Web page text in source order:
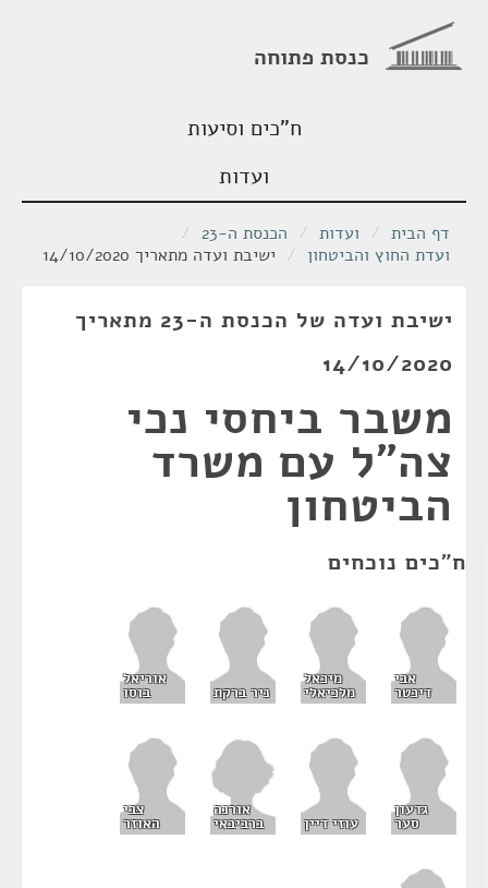
כנסת פתוחה
ח"כים וסיעות
ועדות
דף הבית / ועדות / הכנסת ה-23
/
ועדת החוץ והביטחון / ישיבת ועדה מתאריך 14/10/2020
ישיבת ועדה של הכנסת ה-23 מתאריך
14/10/2020
משבר ביחסי נכי
צה"ל עם משרד
הביטחון
ח"כים נוכחים
אבי
דיכטר
מיכאל
מלכיאלי ניר ברקת
אוריאל
בוסו
גדעון
סער עוזי דיין
אורנה
ברביבאי
צבי
האוזר